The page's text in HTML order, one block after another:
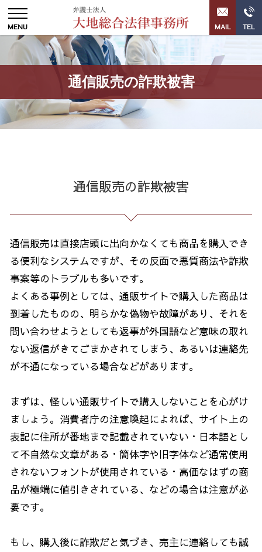
通信販売の詐欺被害
通信販売の詐欺被害
通信販売は直接店頭に出向かなくても商品を購入でき
る便利なシステムですが、その反面で悪質商法や詐欺
事案等のトラブルも多いです。
よくある事例としては、通販サイトで購入した商品は
到着したものの、明らかな偽物や故障があり、それを
問い合わせようとしても返事が外国語など意味の取れ
ない返信がきてごまかされてしまう、あるいは連絡先
が不通になっている場合などがあります。
まずは、怪しい通販サイトで購入しないことを心がけ
ましょう。消費者庁の注意喚起によれば、サイト上の
表記に住所が番地まで記載されていない・日本語とし
て不自然な文章がある・簡体字や旧字体など通常使用
されないフォントが使用されている・高価なはずの商
品が極端に値引きされている、などの場合は注意が必
要です。
もし、購入後に詐欺だと気づき、売主に連絡しても誠